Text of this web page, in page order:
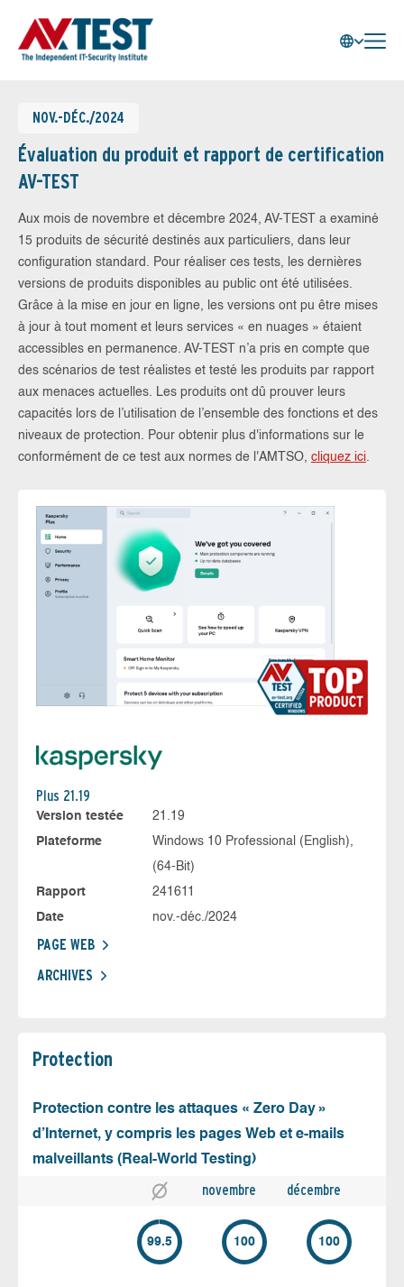
NOV.-DÉC./2024
Évaluation du produit et rapport de certification
AV-TEST
Aux mois de novembre et décembre 2024, AV-TEST a examiné
15 produits de sécurité destinés aux particuliers, dans leur
configuration standard. Pour réaliser ces tests, les dernières
versions de produits disponibles au public ont été utilisées.
Grâce à la mise en jour en ligne, les versions ont pu être mises
à jour à tout moment et leurs services « en nuages » étaient
accessibles en permanence. AV-TEST n’a pris en compte que
des scénarios de test réalistes et testé les produits par rapport
aux menaces actuelles. Les produits ont dû prouver leurs
capacités lors de l’utilisation de l’ensemble des fonctions et des
niveaux de protection. Pour obtenir plus d'informations sur le
conformément de ce test aux normes de l'AMTSO, cliquez ici.
Plus 21.19
Version testée
21.19
Plateforme
Windows 10 Professional (English),
(64-Bit)
Rapport
241611
Date
nov.-déc./2024
PAGE WEB
ARCHIVES
Protection
Protection contre les attaques « Zero Day »
d’Internet, y compris les pages Web et e-mails
malveillants (Real-World Testing)
novembre décembre
99.5 100 100